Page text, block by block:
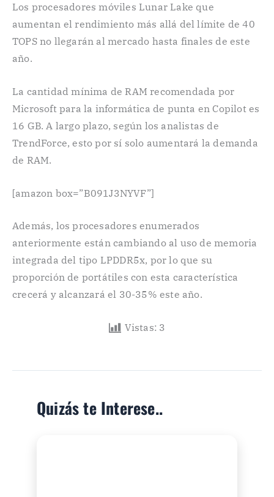
Los procesadores móviles Lunar Lake que
aumentan el rendimiento más allá del límite de 40
TOPS no llegarán al mercado hasta finales de este
año.
La cantidad mínima de RAM recomendada por
Microsoft para la informática de punta en Copilot es
16 GB. A largo plazo, según los analistas de
TrendForce, esto por sí solo aumentará la demanda
de RAM.
[amazon box=”B091J3NYVF”]
Además, los procesadores enumerados
anteriormente están cambiando al uso de memoria
integrada del tipo LPDDR5x, por lo que su
proporción de portátiles con esta característica
crecerá y alcanzará el 30-35% este año.
Vistas: 3
Quizás te Interese..